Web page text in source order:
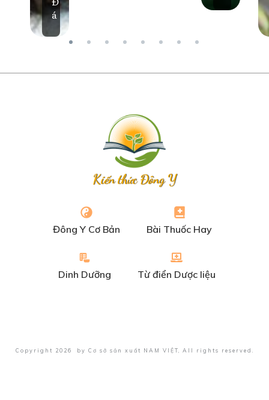
á
Kiến thức Đông Y
Đông Y Cơ Bản Bài Thuốc Hay
Dinh Dưỡng Từ điển Dược liệu
Copyright 2026 by Cơ sở sản xuất NAM VIỆT , All rights reserved.